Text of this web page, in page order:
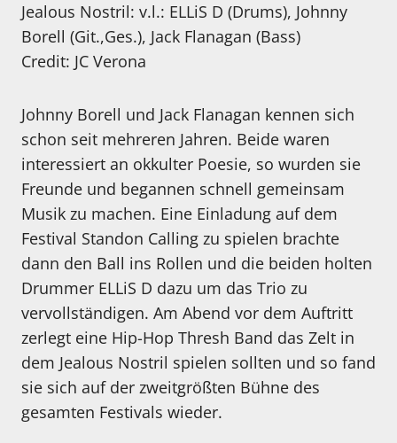
Jealous Nostril: v.l.: ELLiS D (Drums), Johnny
Borell (Git.,Ges.), Jack Flanagan (Bass)
Credit: JC Verona
Johnny Borell und Jack Flanagan kennen sich
schon seit mehreren Jahren. Beide waren
interessiert an okkulter Poesie, so wurden sie
Freunde und begannen schnell gemeinsam
Musik zu machen. Eine Einladung auf dem
Festival Standon Calling zu spielen brachte
dann den Ball ins Rollen und die beiden holten
Drummer ELLiS D dazu um das Trio zu
vervollständigen. Am Abend vor dem Auftritt
zerlegt eine Hip-Hop Thresh Band das Zelt in
dem Jealous Nostril spielen sollten und so fand
sie sich auf der zweitgrößten Bühne des
gesamten Festivals wieder.